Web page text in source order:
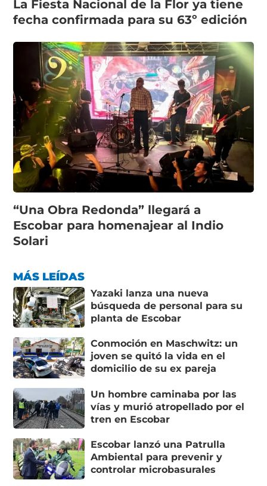
La Fiesta Nacional de la Flor ya tiene
fecha confirmada para su 63º edición
“Una Obra Redonda” llegará a
Escobar para homenajear al Indio
Solari
MÁS LEÍDAS
Yazaki lanza una nueva
búsqueda de personal para su
planta de Escobar
Conmoción en Maschwitz: un
joven se quitó la vida en el
domicilio de su ex pareja
Un hombre caminaba por las
vías y murió atropellado por el
tren en Escobar
Escobar lanzó una Patrulla
Ambiental para prevenir y
controlar microbasurales